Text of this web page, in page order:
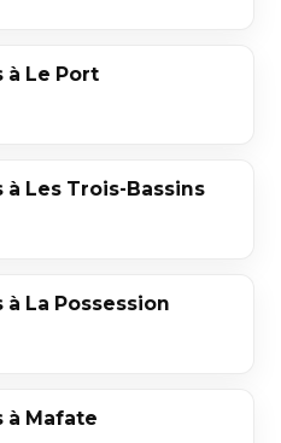
à Le Port
Les Trois-Bassins
La Possession
à Mafate